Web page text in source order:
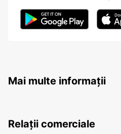
Mai multe informații
Relații comerciale